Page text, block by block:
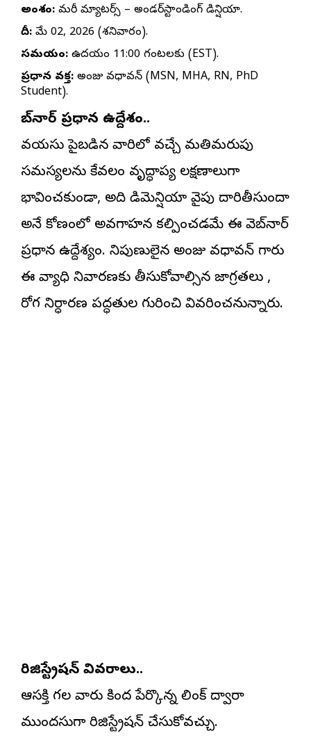
అంశం: మెమరీ మ్యాటర్స్ – అండర్‌స్టాండింగ్ డిమెన్షియా.
తేదీ: మే 02, 2026 (శనివారం).
సమయం: ఉదయం 11:00 గంటలకు (EST).
ప్రధాన వక్త: అంజు వధావన్ (MSN, MHA, RN, PhD
Student).
బ్‌నార్ ప్రధాన ఉద్దేశం..
వయసు పైబడిన వారిలో వచ్చే మతిమరుపు
సమస్యలను కేవలం వృద్ధాప్య లక్షణాలుగా
భావించకుండా, అది డిమెన్షియా వైపు దారితీస్తుందా
అనే కోణంలో అవగాహన కల్పించడమే ఈ వెబ్‌నార్
ప్రధాన ఉద్దేశ్యం. నిపుణులైన అంజు వధావన్ గారు
ఈ వ్యాధి నివారణకు తీసుకోవాల్సిన జాగ్రత్తలు ,
రోగ నిర్ధారణ పద్ధతుల గురించి వివరించనున్నారు.
రిజిస్ట్రేషన్ వివరాలు..
ఆసక్తి గల వారు కింద పేర్కొన్న లింక్ ద్వారా
ముందస్తుగా రిజిస్ట్రేషన్ చేసుకోవచ్చు.